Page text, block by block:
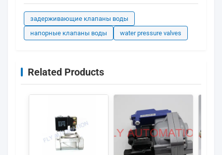
задерживающие клапаны воды
напорные клапаны воды
water pressure valves
Related Products